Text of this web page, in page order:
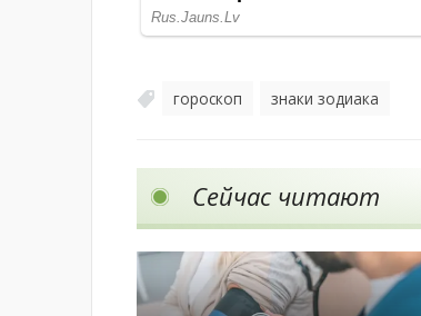
гороскоп знаки зодиака
Сейчас читают